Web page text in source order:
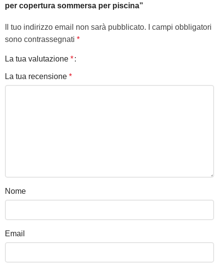
per copertura sommersa per piscina”
Il tuo indirizzo email non sarà pubblicato.
I campi obbligatori
sono contrassegnati *
La tua valutazione *
La tua recensione *
Nome
Email